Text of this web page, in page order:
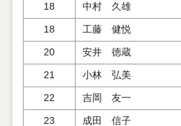
18 中村 久雄
18 工藤 健悦
20 安井 徳蔵
21 小林 弘美
22 吉岡 友一
23 成田 信子